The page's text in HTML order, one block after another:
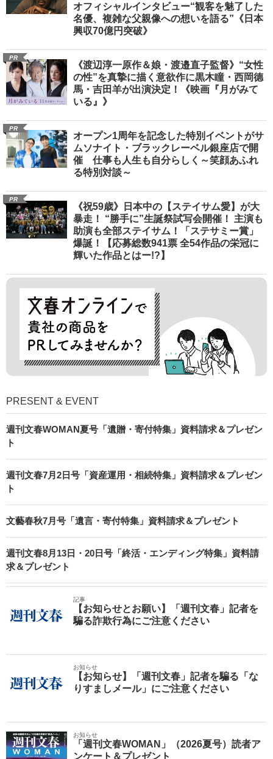
オフィシャルインタビュー“観客を魅了した
名優、複雑な父親像への想いを語る”《日本
興収70億円突破》
PR
《渡辺淳一原作＆娘・渡邉直子監督》“女性
の性”を真摯に描く意欲作に黒木瞳・西岡德
馬・吉田羊が出演決定！《映画『月がみて
いる』》
PR
オープン1周年を記念した特別イベントがサ
ムソナイト・ブラックレーベル銀座店で開
催 仕事も人生も自分らしく～笑顔あふれ
る特別対談～
PR
《祝59歳》日本中の【ステイサム愛】が大
暴走！ “勝手に”生誕祭試写会開催！ 主演も
助演も全部ステイサム！「ステサミー賞」
爆誕！【応募総数941票 全54作品の栄冠に
輝いた作品とはー!?】
PRESENT & EVENT
週刊文春WOMAN夏号「遺贈・寄付特集」資料請求＆プレゼン
ト
週刊文春7月2日号「資産運用・相続特集」資料請求＆プレゼン
ト
文藝春秋7月号「遺言・寄付特集」資料請求＆プレゼント
週刊文春8月13日・20日号「終活・エンディング特集」資料請
求＆プレゼント
記事
【お知らせとお願い】「週刊文春」記者を
騙る詐欺行為にご注意ください
お知らせ
【お知らせ】「週刊文春」記者を騙る「な
りすましメール」にご注意ください
お知らせ
「週刊文春WOMAN」（2026夏号）読者ア
ンケート＆プレゼント